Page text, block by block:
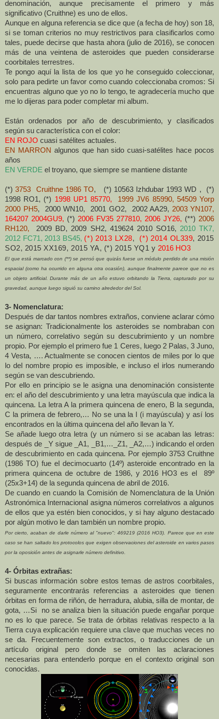
denominación, aunque precisamente el primero y más
significativo (Cruithne) es uno de ellos.
Aunque en alguna referencia se dice que (a fecha de hoy) son 18,
si se toman criterios no muy restrictivos para clasificarlos como
tales, puede decirse que hasta ahora (julio de 2016),se conocen
más de una veintena de asteroides que pueden considerarse
coorbitales terrestres.
Te pongo aquí la lista de los que yo he conseguido coleccionar,
solo para pedirte un favor como cuando coleccionaba cromos: Si
encuentras alguno que yo no lo tengo, te agradecería mucho que
me lo dijeras para poder completar mi album.
Están ordenados por año de descubrimiento, y clasificados
según su característica con el color:
EN ROJO cuasi satélites actuales.
EN MARRON algunos que han sido cuasi-satélites hace pocos
años
EN VERDE el troyano, que siempre se mantiene distante
(*)3753 Cruithne 1986 TO, (*) 10563 Izhdubar 1993 WD , (*)
1998 RO1, (*) 1998 UP1 85770, 1999 JV6 85990, 54509 Yorp
2000 PH5, 2000 WN10, 2001 GO2, 2002 AA29, 2003 YN107,
164207 2004GU9, (*) 2006 FV35 277810, 2006 JY26, (**) 2006
RH120, 2009 BD, 2009 SH2, 419624 2010 SO16, 2010 TK7,
2012 FC71, 2013 BS45, (*) 2013 LX28, (*) 2014 OL339, 2015
SO2, 2015 XX169, 2015 YA, (*) 2015 YQ1 y 2016 HO3
El que está marcado con (**) se pensó que quizás fuese un módulo perdido de una misión
espacial (como ha ocurrido en alguna otra ocasión), aunque finalmente parece que no es
un objeto artificial. Durante más de un año estuvo orbitando la Tierra, capturado por su
gravedad, aunque luego siguió su camino alrededor del Sol.
3- Nomenclatura:
Después de dar tantos nombres extraños, conviene aclarar cómo
se asignan: Tradicionalmente los asteroides se nombraban con
un número, correlativo según su descubrimiento y un nombre
propio. Por ejemplo el primero fue 1 Ceres, luego 2 Palas, 3 Juno,
4 Vesta, …. Actualmente se conocen cientos de miles por lo que
lo del nombre propio es imposible, e incluso el irlos numerando
según se van descubriendo.
Por ello en principio se le asigna una denominación consistente
en: el año del descubrimiento y una letra mayúscula que indica la
quincena. La letra A la primera quincena de enero, B la segunda,
C la primera de febrero,… No se una la I (i mayúscula) y así los
encontrados en la última quincena del año llevan la Y.
Se añade luego otra letra (y un número si se acaban las letras:
después de _Y sigue _A1, _B1,…_Z1, _A2,…) indicando el orden
de descubrimiento en cada quincena. Por ejemplo 3753 Cruithne
(1986 TO) fue el decimocuarto (14º) asteroide encontrado en la
primera quincena de octubre de 1986, y 2016 HO3 es el 89º
(25x3+14) de la segunda quincena de abril de 2016.
De cuando en cuando la Comisiónde Nomenclatura de la Unión
Astronómica Internacional asigna números correlativos a algunos
de ellos que ya estén bien conocidos, y si hay alguno destacado
por algún motivo le dan también un nombre propio.
Por cierto, acaban de darle número al "nuevo": 469219 (2016 HO3). Parece que en este
caso se han saltado los protocolos que exigen observaciones del asteroide en varios pasos
por la oposición antes de asignarle número definitivo.
4- Órbitas extrañas:
Si buscas información sobre estos temas de astros coorbitales,
seguramente encontrarás referencias a asteroides que tienen
órbitas en forma de riñón, de herradura, alubia, silla de montar, de
gota, …Si no se analiza bien la situación puede engañar porque
no es lo que parece. Se trata de órbitas relativas respecto a la
Tierra cuya explicación requiere una clave que muchas veces no
se da. Frecuentemente son extractos, o traducciones de un
artículo original pero donde se omiten las aclaraciones
necesarias para entenderlo porque en el contexto original son
conocidas.